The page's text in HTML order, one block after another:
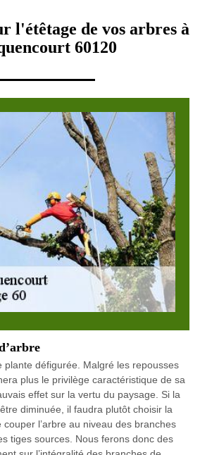
l'étêtage de vos arbres à
60120
plante défigurée. Malgré les repousses
plus le privilège caractéristique de sa
effet sur la vertu du paysage. Si la
diminuée, il faudra plutôt choisir la
l’arbre au niveau des branches
tiges sources. Nous ferons donc des